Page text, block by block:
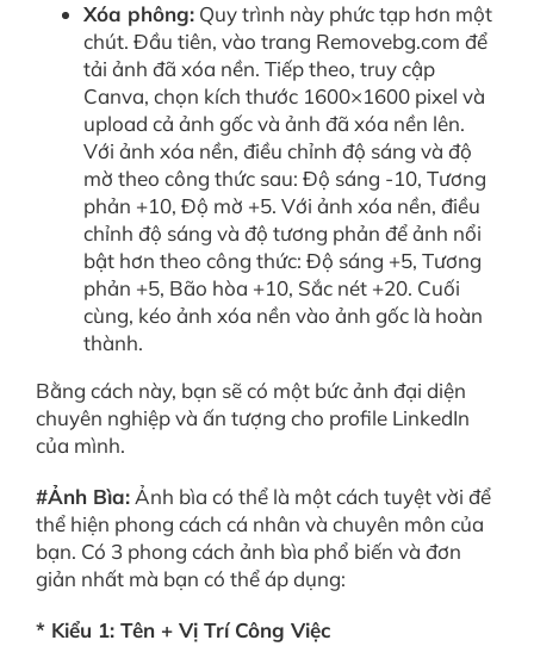
Xóa phông:Quy trình này phức tạp hơn một
chút. Đầu tiên, vào trang Removebg.com để
tải ảnh đã xóa nền. Tiếp theo, truy cập
Canva, chọn kích thước 1600×1600 pixel và
upload cả ảnh gốc và ảnh đã xóa nền lên.
Với ảnh xóa nền, điều chỉnh độ sáng và độ
mờ theo công thức sau: Độ sáng -10, Tương
phản +10, Độ mờ +5. Với ảnh xóa nền, điều
chỉnh độ sáng và độ tương phản để ảnh nổi
bật hơn theo công thức: Độ sáng +5, Tương
phản +5, Bão hòa +10, Sắc nét +20. Cuối
cùng, kéo ảnh xóa nền vào ảnh gốc là hoàn
thành.
Bằng cách này, bạn sẽ có một bức ảnh đại diện
chuyên nghiệp và ấn tượng cho profile LinkedIn
của mình.
#Ảnh Bìa:Ảnh bìa có thể là một cách tuyệt vời để
thể hiện phong cách cá nhân và chuyên môn của
bạn. Có 3 phong cách ảnh bìa phổ biến và đơn
giản nhất mà bạn có thể áp dụng:
* Kiểu 1: Tên + Vị Trí Công Việc